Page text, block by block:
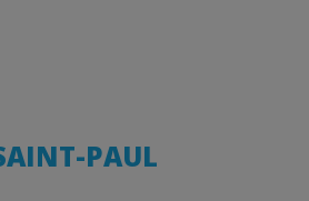
PAUL